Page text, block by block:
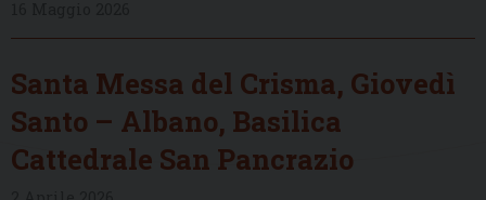
Santa Messa del Crisma, Giovedì
Santo – Albano, Basilica
Cattedrale San Pancrazio